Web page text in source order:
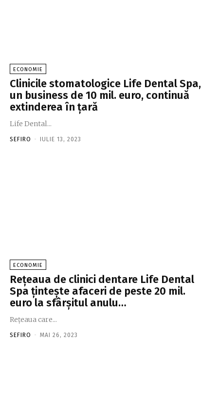
ECONOMIE
Clinicile stomatologice Life Dental Spa,
un business de 10 mil. euro, continuă
extinderea în ţară
Life Dental...
SEFIRO - IULIE 13, 2023
ECONOMIE
Reţeaua de clinici dentare Life Dental
Spa ţinteşte afaceri de peste 20 mil.
euro la sfârşitul anulu…
Reţeaua care...
SEFIRO - MAI 26, 2023